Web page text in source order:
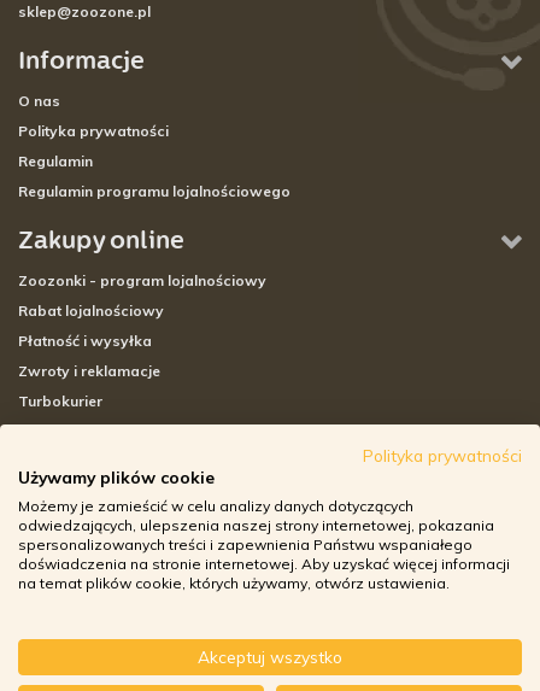
Informacje
O nas
Polityka prywatności
Regulamin
Regulamin programu lojalnościowego
Zakupy online
Zoozonki - program lojalnościowy
Rabat lojalnościowy
Płatność i wysyłka
Zwroty i reklamacje
Turbokurier
Adresy sklepów stacjonarnych
Godziny otwarcia sklepów
Aplikacja zoozone.pl
Zwroty i reklamacje
sklep@zoozone.pl
Polityka prywatności
Używamy plików cookie
Możemy je zamieścić w celu analizy danych dotyczących
odwiedzających, ulepszenia naszej strony internetowej, pokazania
spersonalizowanych treści i zapewnienia Państwu wspaniałego
doświadczenia na stronie internetowej. Aby uzyskać więcej informacji
na temat plików cookie, których używamy, otwórz ustawienia.
Akceptuj wszystko